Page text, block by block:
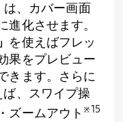
は、カバー画面
進化させます。
を使えばフレッ
果をプレビュー
きます。さらに
ば、スワイプ操
ズームアウト ※15